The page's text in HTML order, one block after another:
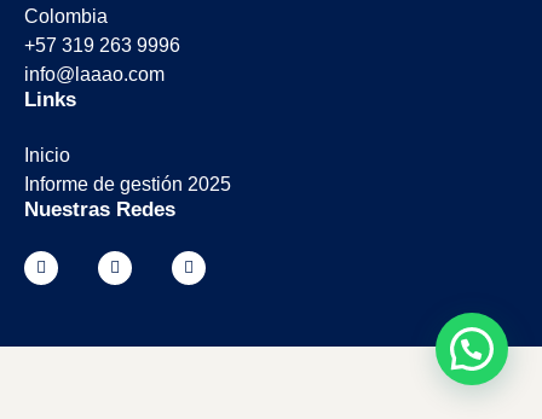
Colombia
+57 319 263 9996
info@laaao.com
Links
Inicio
Informe de gestión 2025
Nuestras Redes